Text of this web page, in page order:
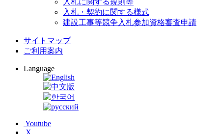
入札に関する規則等
入札・契約に関する様式
建設工事等競争入札参加資格審査申請
サイトマップ
ご利用案内
Language
Youtube
X